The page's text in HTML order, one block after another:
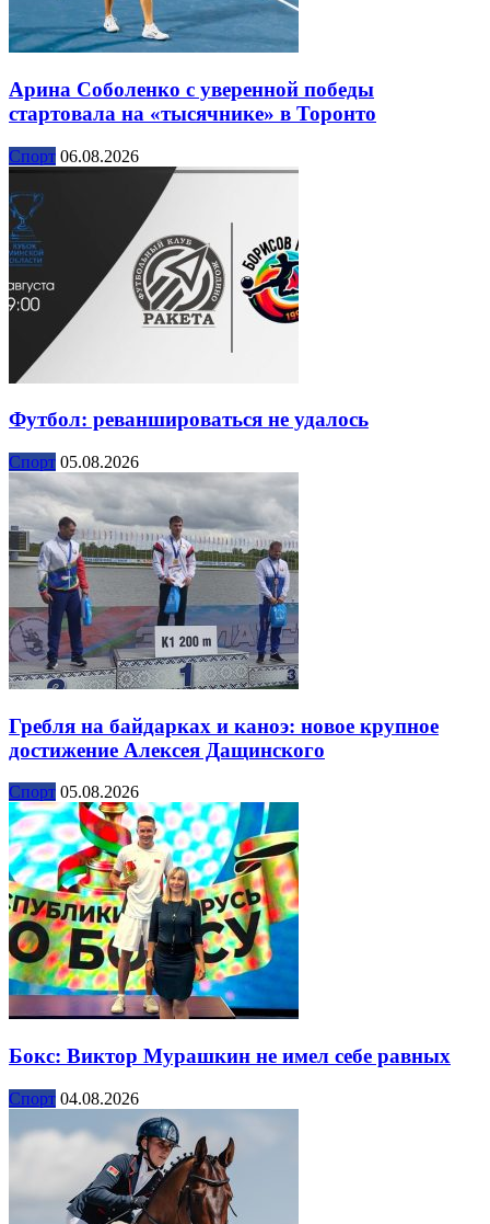
Арина Соболенко с уверенной победы
стартовала на «тысячнике» в Торонто
Спорт 06.08.2026
Футбол: реваншироваться не удалось
Спорт 05.08.2026
Гребля на байдарках и каноэ: новое крупное
достижение Алексея Дащинского
Спорт 05.08.2026
Бокс: Виктор Мурашкин не имел себе равных
Спорт 04.08.2026